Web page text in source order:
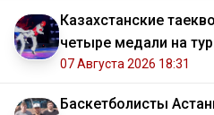
Казахстанские
четыре медали на
07 Августа 2026 18:31
Баскетболисты